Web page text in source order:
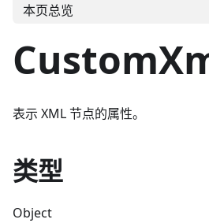
本页总览
表示 XML 节点的属性。
类型
Object